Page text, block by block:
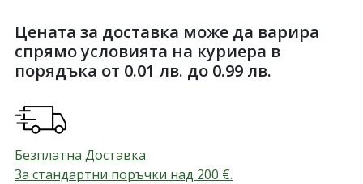
Цената за доставка може да варира
спрямо условията на куриера в
порядъка от 0.01 лв. до 0.99 лв.
Безплатна Доставка
За стандартни поръчки над 200 €.